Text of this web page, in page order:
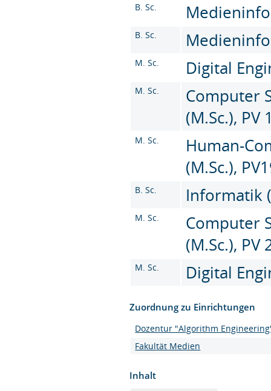
B. Sc.
B. Sc.
M. Sc. Digital
M. Sc.
Computer
(M.Sc.), PV
M. Sc.
Human-
(M.Sc.),
B. Sc. Informatik
M. Sc.
Computer
(M.Sc.), PV
M. Sc. Digital
Zuordnung zu Einrichtungen
Dozentur "Algorithm
Fakultät Medien
Inhalt